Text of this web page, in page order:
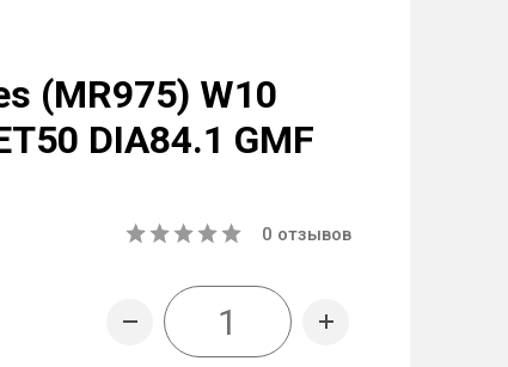
(MR975) W10
DIA84.1 GMF
0 отзывов